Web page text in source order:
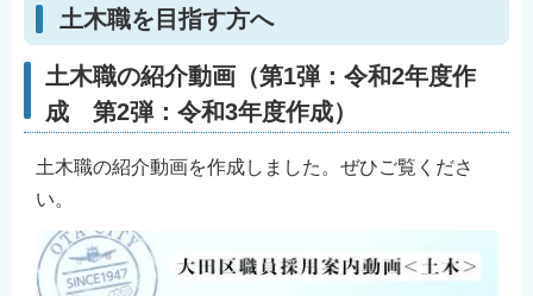
土木職を目指す方へ
土木職の紹介動画（第1弾：令和2年度作
成 第2弾：令和3年度作成）
土木職の紹介動画を作成しました。ぜひご覧くださ
い。